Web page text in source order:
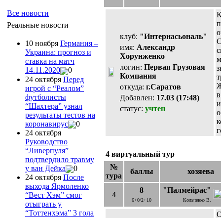
Все новости
Реальные новости
10 ноября Германия –
Украина: прогноз и
ставка на матч
14.11.2020
0
24 октября Перед
игрой с “Реалом”
футболисты
“Шахтера” узнал
результаты тестов на
коронавирус
0
24 октября
Руководство
“Ливерпуля”
подтвердило травму
у ван Дейка
0
24 октября После
выхода Ярмоленко
“Вест Хэм” смог
отыграть у
“Тоттенхэма” 3 гола
клуб: "Интернасьональ"
имя: Александр
Хорунженко
логин: Первая Грузовая
Компания
откуда: г.Саратов
Добавлен: 17.03 (17:48)
статус: учтен
4 виртуальный тур
№
тура
баллы хозяева
4
8
6+0/2+10
"Палмейрас"
Кольченко В.